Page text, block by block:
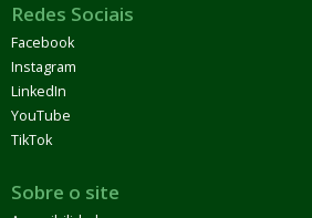
Redes Sociais
Facebook
Instagram
LinkedIn
YouTube
TikTok
Sobre o site